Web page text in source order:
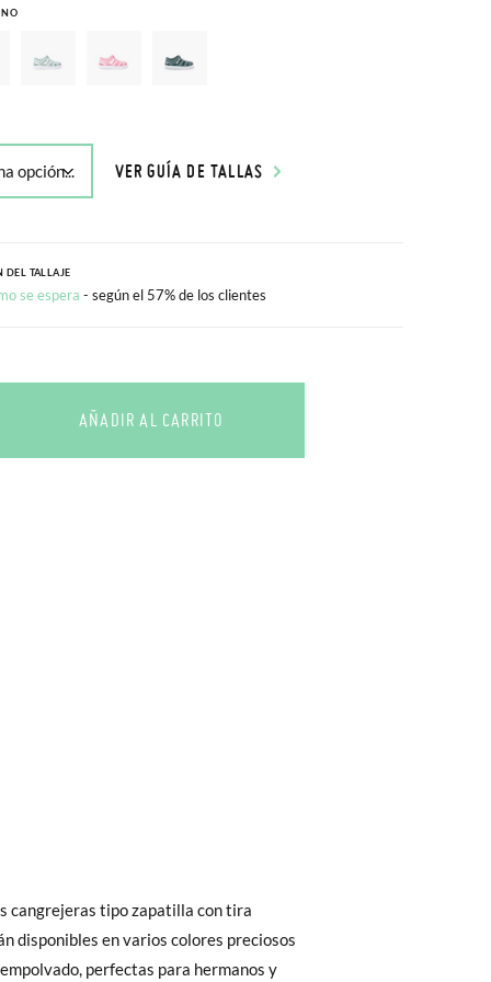
VER GUÍA DE TALLAS
DEL TALLAJE
se espera - según el 57% de los clientes
AÑADIR AL CARRITO
cangrejeras tipo zapatilla con tira
disponibles en varios colores preciosos
perfectas para hermanos y
son GRATIS y puedes realizarlos
acelerar el envío, puedes por muy
no con la suela por fuera.